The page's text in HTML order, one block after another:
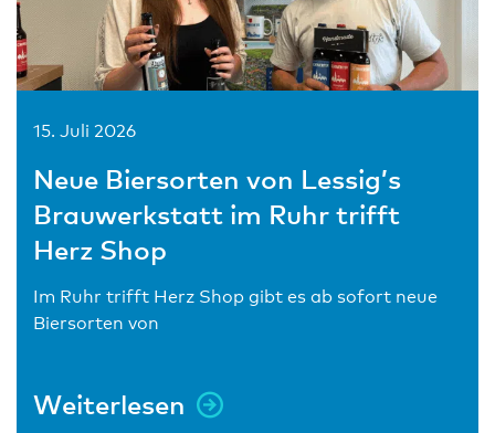
15. Juli 2026
Neue Biersorten von Lessig’s
Brauwerkstatt im Ruhr trifft
Herz Shop
Im Ruhr trifft Herz Shop gibt es ab sofort neue
Biersorten von
Weiterlesen